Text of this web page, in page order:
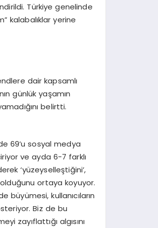
Türkiye genelinde
kalabalıklar yerine
dair kapsamlı
günlük yaşamın
belirtti.
69’u sosyal medya
ve ayda 6-7 farklı
‘yüzeyselleştiğini’,
ortaya koyuyor.
büyümesi, kullanıcıların
Biz de bu
zayıflattığı algısını